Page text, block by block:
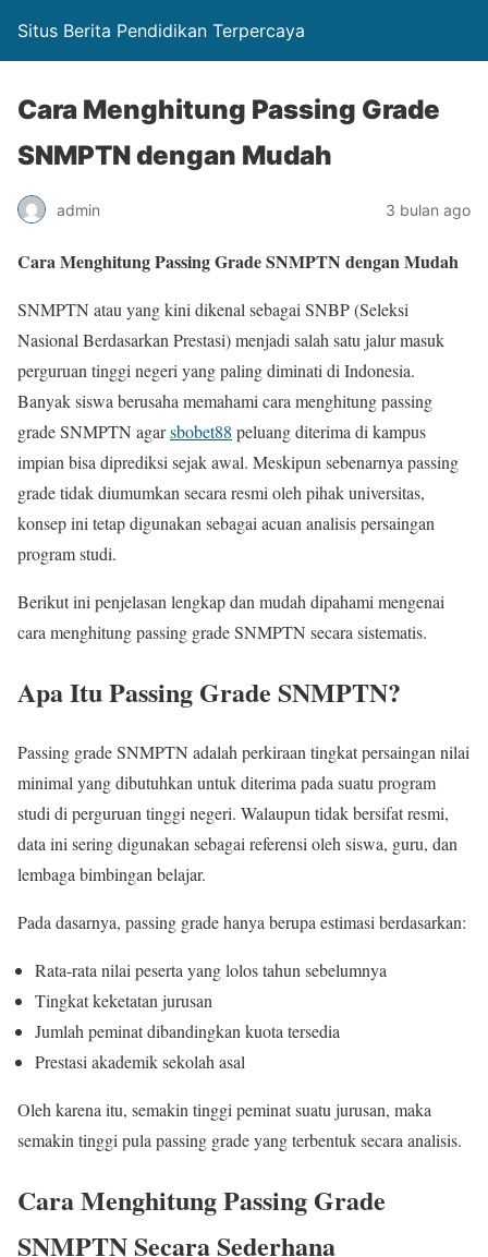
Situs Berita Pendidikan Terpercaya
Cara Menghitung Passing Grade
SNMPTN dengan Mudah
admin 3 bulan ago
Cara Menghitung Passing Grade SNMPTN dengan Mudah
SNMPTN atau yang kini dikenal sebagai SNBP (Seleksi
Nasional Berdasarkan Prestasi) menjadi salah satu jalur masuk
perguruan tinggi negeri yang paling diminati di Indonesia.
Banyak siswa berusaha memahami cara menghitung passing
grade SNMPTN agarsbobet88 peluang diterima di kampus
impian bisa diprediksi sejak awal. Meskipun sebenarnya passing
grade tidak diumumkan secara resmi oleh pihak universitas,
konsep ini tetap digunakan sebagai acuan analisis persaingan
program studi.
Berikut ini penjelasan lengkap dan mudah dipahami mengenai
cara menghitung passing grade SNMPTN secara sistematis.
Apa Itu Passing Grade SNMPTN?
Passing grade SNMPTN adalah perkiraan tingkat persaingan nilai
minimal yang dibutuhkan untuk diterima pada suatu program
studi di perguruan tinggi negeri. Walaupun tidak bersifat resmi,
data ini sering digunakan sebagai referensi oleh siswa, guru, dan
lembaga bimbingan belajar.
Pada dasarnya, passing grade hanya berupa estimasi berdasarkan:
Rata-rata nilai peserta yang lolos tahun sebelumnya
Tingkat keketatan jurusan
Jumlah peminat dibandingkan kuota tersedia
Prestasi akademik sekolah asal
Oleh karena itu, semakin tinggi peminat suatu jurusan, maka
semakin tinggi pula passing grade yang terbentuk secara analisis.
Cara Menghitung Passing Grade
SNMPTN Secara Sederhana